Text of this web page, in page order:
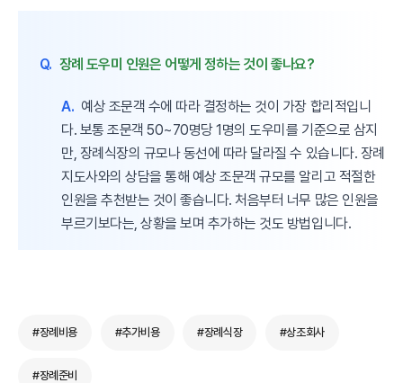
Q. 장례 도우미 인원은 어떻게 정하는 것이 좋나요?
A. 예상 조문객 수에 따라 결정하는 것이 가장 합리적입니
다. 보통 조문객 50~70명당 1명의 도우미를 기준으로 삼지
만, 장례식장의 규모나 동선에 따라 달라질 수 있습니다. 장례
지도사와의 상담을 통해 예상 조문객 규모를 알리고 적절한
인원을 추천받는 것이 좋습니다. 처음부터 너무 많은 인원을
부르기보다는, 상황을 보며 추가하는 것도 방법입니다.
#장례비용 #추가비용 #장례식장 #상조회사
#장례준비